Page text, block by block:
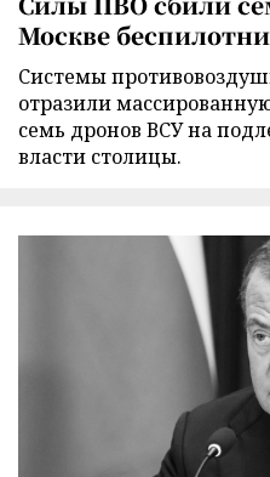
Москве
Cистемы
отразили
семь дронов ВСУ на
власти столицы.